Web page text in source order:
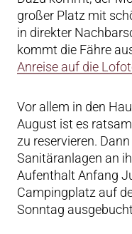
großer Platz mit
in direkter
kommt die Fähre
Anreise auf die
Vor allem in den
August ist es
zu reservieren.
Sanitäranlagen an
Aufenthalt Anfang
Campingplatz auf
Sonntag